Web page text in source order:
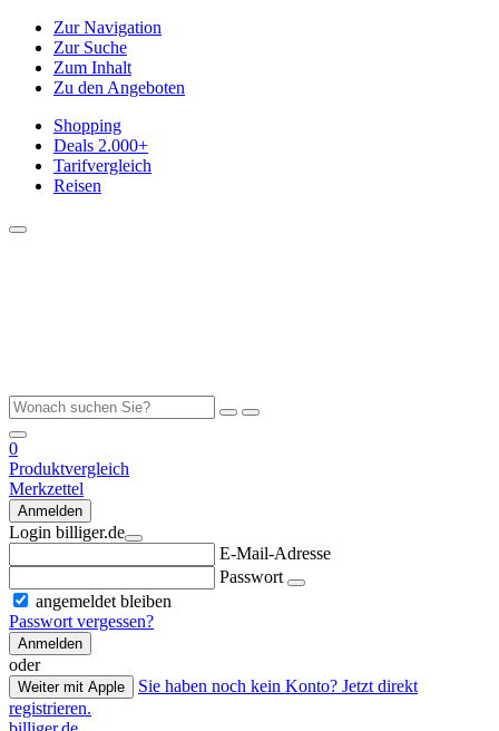
Zur Navigation
Zur Suche
Zum Inhalt
Zu den Angeboten
Shopping
Deals 2.000+
Tarifvergleich
Reisen
0
Produktvergleich
Merkzettel
Anmelden
Login billiger.de
E-Mail-Adresse
Passwort
angemeldet bleiben
Passwort vergessen?
Anmelden
oder
Weiter mit Apple
Sie haben noch kein Konto? Jetzt direkt
registrieren.